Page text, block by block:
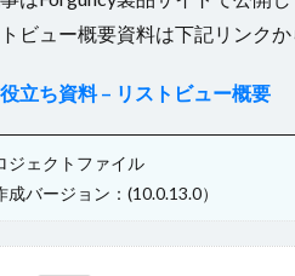
ビュー概要資料は下記リンクか
立ち資料 – リストビュー概要
ジェクトファイル
成バージョン：(10.0.13.0）